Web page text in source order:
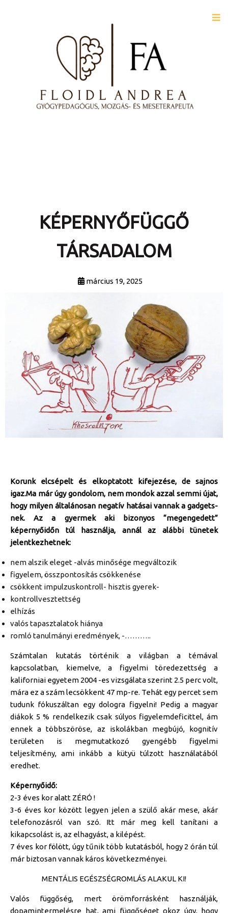
KÉPERNYŐFÜGGŐ
TÁRSADALOM
március 19, 2025
Korunk elcsépelt és elkoptatott kifejezése, de sajnos
igaz.Ma már úgy gondolom, nem mondok azzal semmi újat,
hogy milyen általánosan negatív hatásai vannak a gadgets-
nek. Az a gyermek aki bizonyos “megengedett”
képernyőidőn túl használja, annál az alábbi tünetek
jelentkezhetnek:
nem alszik eleget -alvás minősége megváltozik
figyelem, összpontosítás csökkenése
csökkent impulzuskontroll- hisztis gyerek-
kontrollvesztettség
elhízás
valós tapasztalatok hiánya
romló tanulmányi eredmények, -………..
Számtalan kutatás történik a világban a témával
kapcsolatban, kiemelve, a figyelmi töredezettség a
kaliforniai egyetem 2004 -es vizsgálata szerint 2.5 perc volt,
mára ez a szám lecsökkent 47 mp-re. Tehát egy percet sem
tudunk fókuszáltan egy dologra figyelni! Pedig a magyar
diákok 5 % rendelkezik csak súlyos figyelemdeficittel, ám
ennek a többszöröse, az iskolákban megbújó, kognitív
területen is megmutatkozó gyengébb figyelmi
teljesítmény, ami inkább a kütyü túlzott használatából
eredhet.
Képernyőidő:
2-3 éves kor alatt ZÉRÓ !
3-6 éves kor között legyen jelen a szülő akár mese, akár
telefonozásról van szó. Itt már meg kell tanítani a
kikapcsolást is, az elhagyást, a kilépést.
7 éves kor fölött, úgy tűnik több kutatásból, hogy 2 órán túl
már biztosan vannak káros következményei.
MENTÁLIS EGÉSZSÉGROMLÁS ALAKUL KI!
Valós függőség, mert örömforrásként használják,
dopamintermelésre hat, ami függőséget okoz úgy, hogy